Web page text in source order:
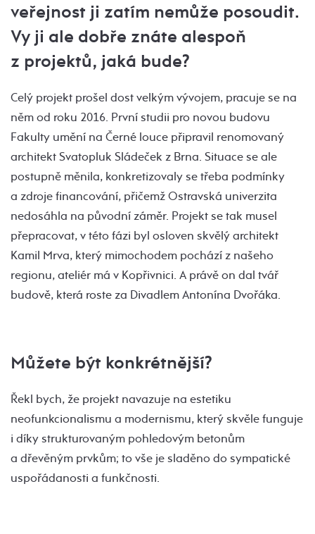
veřejnost ji zatím nemůže posoudit.
Vy ji ale dobře znáte alespoň
z projektů, jaká bude?
Celý projekt prošel dost velkým vývojem, pracuje se na
něm od roku 2016. První studii pro novou budovu
Fakulty umění na Černé louce připravil renomovaný
architekt Svatopluk Sládeček z Brna. Situace se ale
postupně měnila, konkretizovaly se třeba podmínky
a zdroje financování, přičemž Ostravská univerzita
nedosáhla na původní záměr. Projekt se tak musel
přepracovat, v této fázi byl osloven skvělý architekt
Kamil Mrva, který mimochodem pochází z našeho
regionu, ateliér má v Kopřivnici. A právě on dal tvář
budově, která roste za Divadlem Antonína Dvořáka.
Můžete být konkrétnější?
Řekl bych, že projekt navazuje na estetiku
neofunkcionalismu a modernismu, který skvěle funguje
i díky strukturovaným pohledovým betonům
a dřevěným prvkům; to vše je sladěno do sympatické
uspořádanosti a funkčnosti.